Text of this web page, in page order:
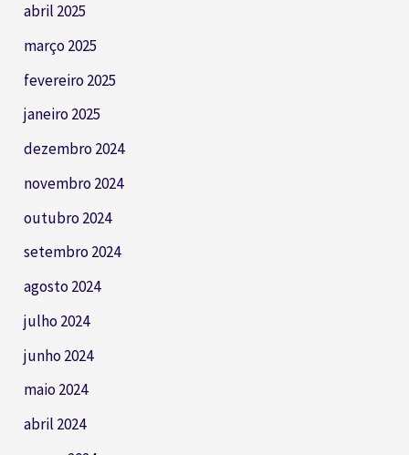
abril 2025
março 2025
fevereiro 2025
janeiro 2025
dezembro 2024
novembro 2024
outubro 2024
setembro 2024
agosto 2024
julho 2024
junho 2024
maio 2024
abril 2024